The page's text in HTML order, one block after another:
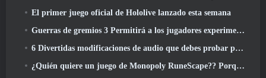
El primer juego oficial de Hololive lanzado esta semana
Guerras de gremios 3 Permitirá a los jugadores experimentar el mundo de Tyria antes de que los dragones ancianos despertaran
6 Divertidas modificaciones de audio que debes probar para Marvel Rivals
¿Quién quiere un juego de Monopoly RuneScape?? Porque uno está en camino